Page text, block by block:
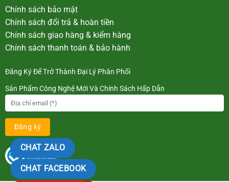
Chính sách bảo mật
Chính sách đổi trả & hoàn tiền
Chính sách giao hàng & kiểm hàng
Chính sách thanh toán & bảo hành
Đăng Ký Để Trở Thành Đại Lý Phân Phối
Sản Phẩm Công Nghệ Mới Và Chính Sách Hấp Dẫn
CHAT ZALO
CHAT FACEBOOK